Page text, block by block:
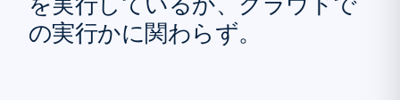
の実行かに関わらず。